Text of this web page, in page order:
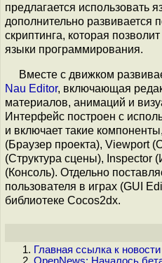
предлагается использовать
дополнительно развивается
скриптинга, которая
языки программирования.
Вместе с движком
Nau Editor, включающая
материалов, анимаций и
Интерфейс построен с
и включает такие
(Браузер проекта), Viewport
(Структура сцены), Inspector
(Консоль). Отдельно
пользователя в играх (GUI
библиотеке Cocos2dx.
Главная ссылка к